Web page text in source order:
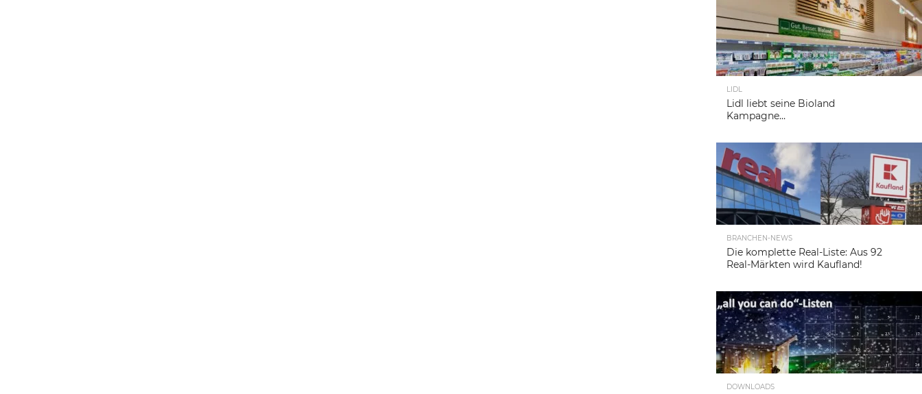
LIDL
Lidl liebt seine Bioland
Kampagne…
BRANCHEN-NEWS
Die komplette Real-Liste: Aus 92
Real-Märkten wird Kaufland!
DOWNLOADS